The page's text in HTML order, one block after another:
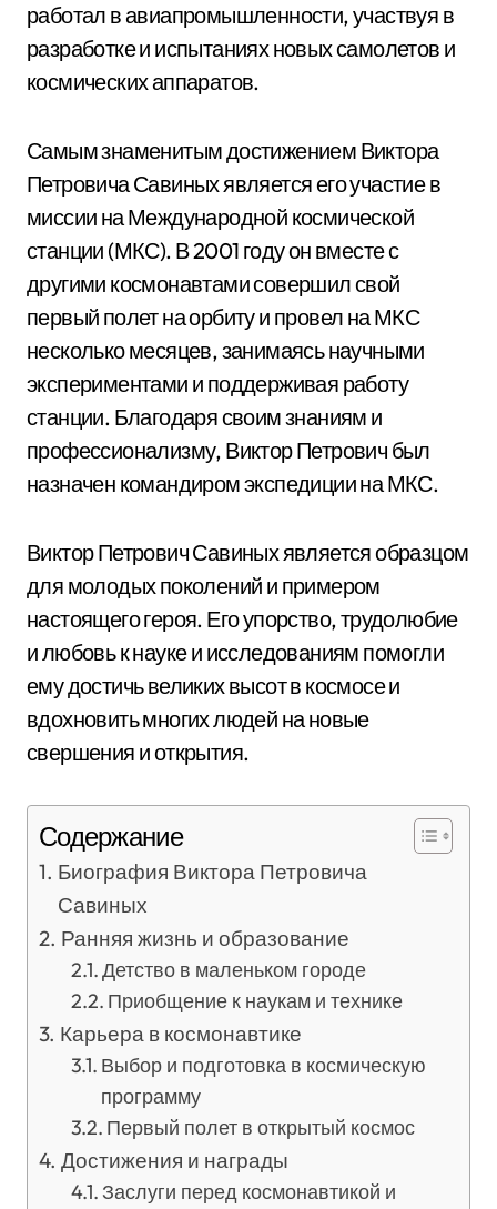
работал в авиапромышленности, участвуя в
разработке и испытаниях новых самолетов и
космических аппаратов.
Самым знаменитым достижением Виктора
Петровича Савиных является его участие в
миссии на Международной космической
станции (МКС). В 2001 году он вместе с
другими космонавтами совершил свой
первый полет на орбиту и провел на МКС
несколько месяцев, занимаясь научными
экспериментами и поддерживая работу
станции. Благодаря своим знаниям и
профессионализму, Виктор Петрович был
назначен командиром экспедиции на МКС.
Виктор Петрович Савиных является образцом
для молодых поколений и примером
настоящего героя. Его упорство, трудолюбие
и любовь к науке и исследованиям помогли
ему достичь великих высот в космосе и
вдохновить многих людей на новые
свершения и открытия.
Содержание
Биография Виктора Петровича
Савиных
Ранняя жизнь и образование
Детство в маленьком городе
Приобщение к наукам и технике
Карьера в космонавтике
Выбор и подготовка в космическую
программу
Первый полет в открытый космос
Достижения и награды
Заслуги перед космонавтикой и